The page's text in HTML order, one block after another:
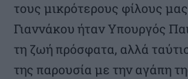
τους μικρότερους φίλους
Γιαννάκου ήταν Υπουργός
τη ζωή πρόσφατα, αλλά
της παρουσία με την αγάπη